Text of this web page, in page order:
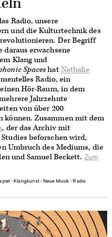
Radio, unsere
und die Kulturtechnik des
Der Begriff
daraus erwachsene
Klang und
SpaceshatNathalie
Radio, ein
Hör-Raum, in dem
Jahrzehnte
von über 200
können. Zusammen mit dem
, der das Archiv mit
beforschen wird,
Umbruch des Mediums, die
und Samuel Beckett. Zum
∙Klangkunst ∙ Neue Musik ∙Radio